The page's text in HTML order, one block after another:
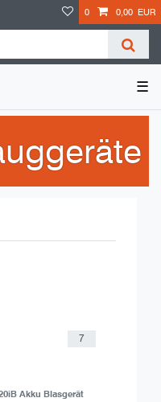
0 0,00 EUR
☰
7
Akku Blasgerät